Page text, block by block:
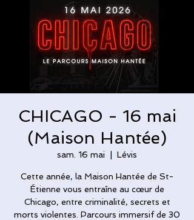
CHICAGO - 16 mai
(Maison Hantée)
sam. 16 mai Lévis
Cette année, la Maison Hantée de St-
Étienne vous entraîne au cœur de
Chicago, entre criminalité, secrets et
morts violentes. Parcours immersif de 30